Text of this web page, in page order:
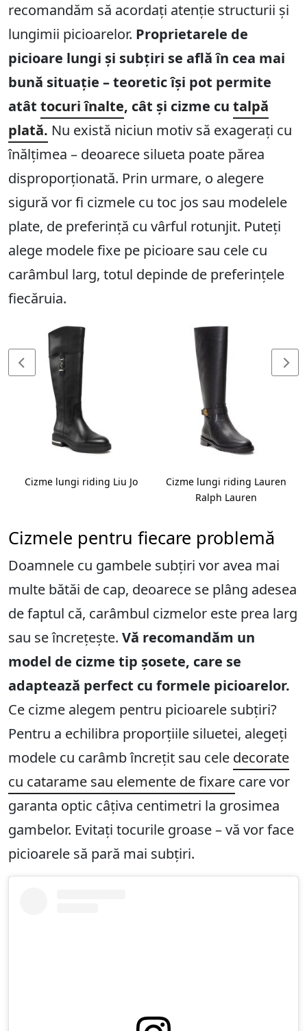
recomandăm să acordați atenție structurii și
lungimii picioarelor. Proprietarele de
picioare lungi și subțiri se află în cea mai
bună situație – teoretic își pot permite
atât tocuri înalte, cât și cizme cu talpă
plată. Nu există niciun motiv să exagerați cu
înălțimea – deoarece silueta poate părea
disproporționată. Prin urmare, o alegere
sigură vor fi cizmele cu toc jos sau modelele
plate, de preferință cu vârful rotunjit. Puteți
alege modele fixe pe picioare sau cele cu
carâmbul larg, totul depinde de preferințele
fiecăruia.
Cizme lungi riding Liu Jo
Cizme lungi riding Lauren
Ralph Lauren
Cizmele pentru fiecare problemă
Doamnele cu gambele subțiri vor avea mai
multe bătăi de cap, deoarece se plâng adesea
de faptul că, carâmbul cizmelor este prea larg
sau se încrețește. Vă recomandăm un
model de cizme tip șosete, care se
adaptează perfect cu formele picioarelor.
Ce cizme alegem pentru picioarele subțiri?
Pentru a echilibra proporțiile siluetei, alegeți
modele cu carâmb încrețit sau cele decorate
cu catarame sau elemente de fixare care vor
garanta optic câțiva centimetri la grosimea
gambelor. Evitați tocurile groase – vă vor face
picioarele să pară mai subțiri.